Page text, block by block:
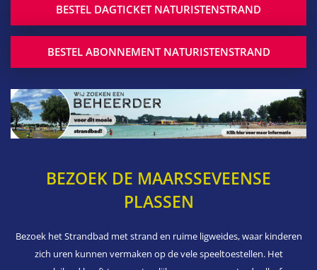
BESTEL DAGTICKET NATURISTENSTRAND
BESTEL ABONNEMENT NATURISTENSTRAND
BEZOEK DE MAARSSEVEENSE
PLASSEN
Bezoek het Strandbad met strand en ruime ligweides, waar kinderen
zich uren kunnen vermaken op de vele speeltoestellen. Het